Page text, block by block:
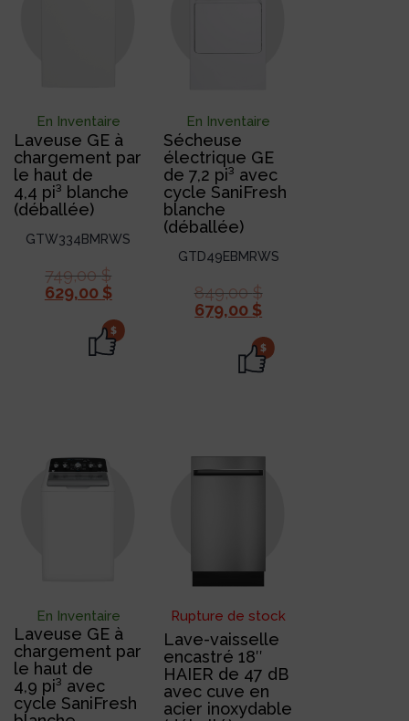
En Inventaire
Laveuse GE à
chargement par
le haut de
4,4 pi³ blanche
(déballée)
GTW334BMRWS
749,00$
629,00 $
$
En Inventaire
Sécheuse
électrique GE
de 7,2 pi³ avec
cycle SaniFresh
blanche
(déballée)
GTD49EBMRWS
849,00$
679,00 $
$
En Inventaire
Laveuse GE à
chargement par
le haut de
4,9 pi³ avec
cycle SaniFresh
Rupture de stock
Lave-vaisselle
encastré 18″
HAIER de 47 dB
avec cuve en
acier inoxydable